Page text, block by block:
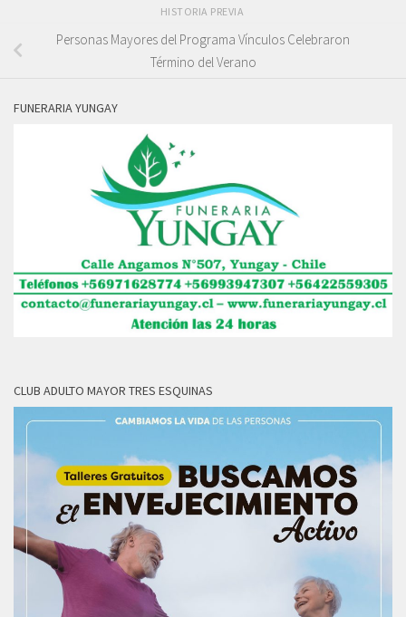
HISTORIA PREVIA
Personas Mayores del Programa Vínculos Celebraron
Término del Verano
FUNERARIA YUNGAY
CLUB ADULTO MAYOR TRES ESQUINAS